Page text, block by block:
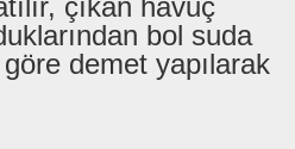
çıkan havuç
bol suda
demet yapılarak